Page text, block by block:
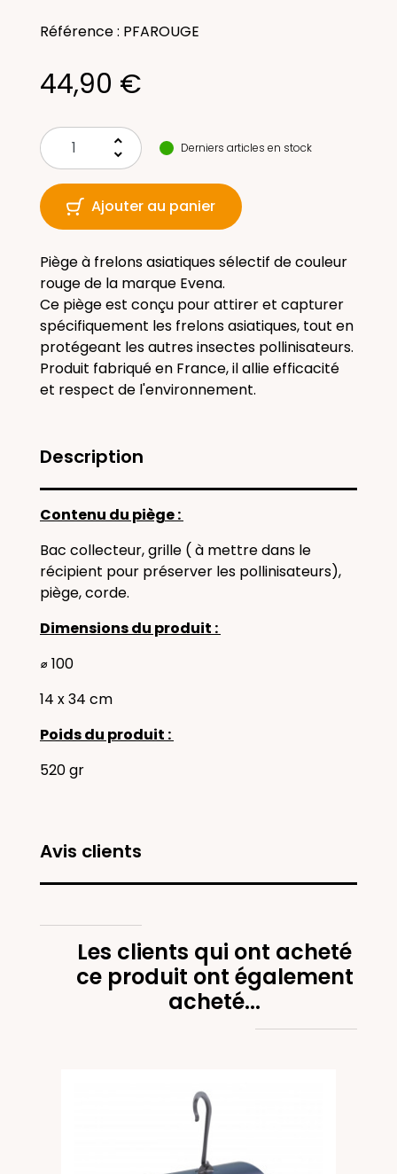
Référence : PFAROUGE
44,90 €
keyboard_arrow_up
keyboard_arrow_down
Derniers articles en stock
Ajouter au panier
Piège à frelons asiatiques sélectif de couleur
rouge de la marque Evena.
Ce piège est conçu pour attirer et capturer
spécifiquement les frelons asiatiques, tout en
protégeant les autres insectes pollinisateurs.
Produit fabriqué en France, il allie efficacité
et respect de l'environnement.
Description
Contenu du piège :
Bac collecteur, grille ( à mettre dans le
récipient pour préserver les pollinisateurs),
piège, corde.
Dimensions du produit :
⌀ 100
14 x 34 cm
Poids du produit :
520 gr
Avis clients
Les clients qui ont acheté
ce produit ont également
acheté...